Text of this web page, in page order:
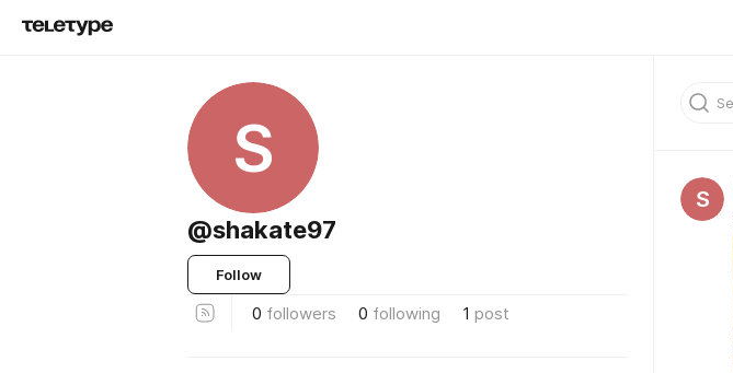
S
@shakate97
Follow
0 followers 0 following 1 post
S